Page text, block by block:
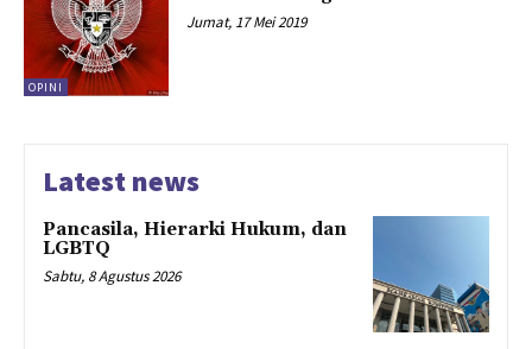
OPINI
Jumat, 17 Mei 2019
Latest news
Pancasila, Hierarki Hukum, dan
LGBTQ
Sabtu, 8 Agustus 2026